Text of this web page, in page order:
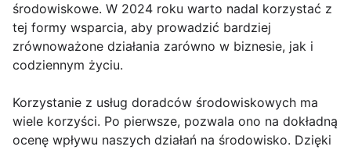
środowiskowe. W 2024 roku warto nadal korzystać z
tej formy wsparcia, aby prowadzić bardziej
zrównoważone działania zarówno w biznesie, jak i
codziennym życiu.
Korzystanie z usług doradców środowiskowych ma
wiele korzyści. Po pierwsze, pozwala ono na dokładną
ocenę wpływu naszych działań na środowisko. Dzięki